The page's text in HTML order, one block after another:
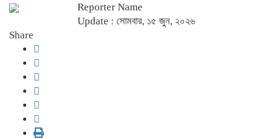
Reporter Name
Update : সোমবার, ১৫ জুন, ২০২৬
Share